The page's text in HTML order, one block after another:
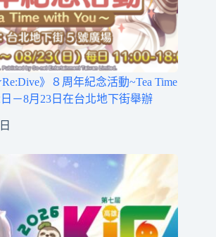
》８周年紀念活動~Tea Time
－8月23日在台北地下街舉辦